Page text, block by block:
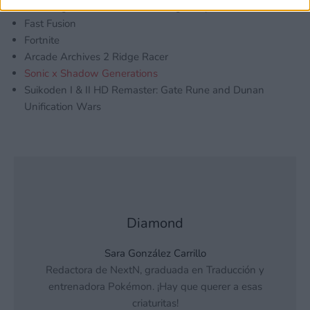
Nobunaga’s Ambition Awakening Complete Edition
Fast Fusion
Fortnite
Arcade Archives 2 Ridge Racer
Sonic x Shadow Generations
Suikoden I & II HD Remaster: Gate Rune and Dunan
Unification Wars
Diamond
Sara González Carrillo
Redactora de NextN, graduada en Traducción y
entrenadora Pokémon. ¡Hay que querer a esas
criaturitas!